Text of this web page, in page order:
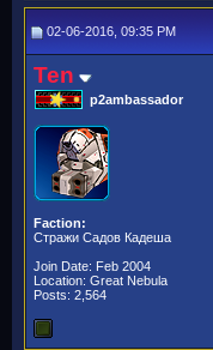
02-06-2016, 09:35 PM
Ten
p2ambassador
Faction:
Стражи Садов Кадеша
Join Date: Feb 2004
Location: Great Nebula
Posts: 2,564